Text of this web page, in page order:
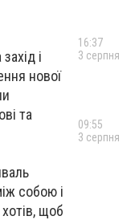
і
нової
та
собою і
щоб
16:37
3 серпня
09:55
3 серпня